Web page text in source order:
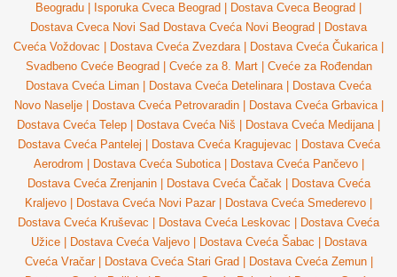
Beogradu
Isporuka Cveca Beograd Dostava Cveca Beograd
Dostava Cveca Novi Sad Dostava Cveća Novi Beograd
Dostava
Cveća Voždovac
Dostava Cveća Zvezdara Dostava Cveća Čukarica
Svadbeno Cveće Beograd
Cveće za 8. Mart
Cveće za Rođendan
Dostava Cveća Liman
Dostava Cveća Detelinara
Dostava Cveća
Novo Naselje
Dostava Cveća Petrovaradin Dostava Cveća Grbavica
Dostava Cveća Telep
Dostava Cveća Niš Dostava Cveća Medijana
Dostava Cveća Pantelej
Dostava Cveća Kragujevac
Dostava Cveća
Aerodrom
Dostava Cveća Subotica Dostava Cveća Pančevo
Dostava Cveća Zrenjanin
Dostava Cveća Čačak
Dostava Cveća
Kraljevo
Dostava Cveća Novi Pazar Dostava Cveća Smederevo
Dostava Cveća Kruševac
Dostava Cveća Leskovac
Dostava Cveća
Užice
Dostava Cveća Valjevo Dostava Cveća Šabac
Dostava
Cveća Vračar
Dostava Cveća Stari Grad Dostava Cveća Zemun